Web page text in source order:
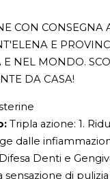
CON CONSEGNA
E
E NEL MONDO.
DA CASA!
Tripla azione: 1.
dalle
Denti e
sensazione di